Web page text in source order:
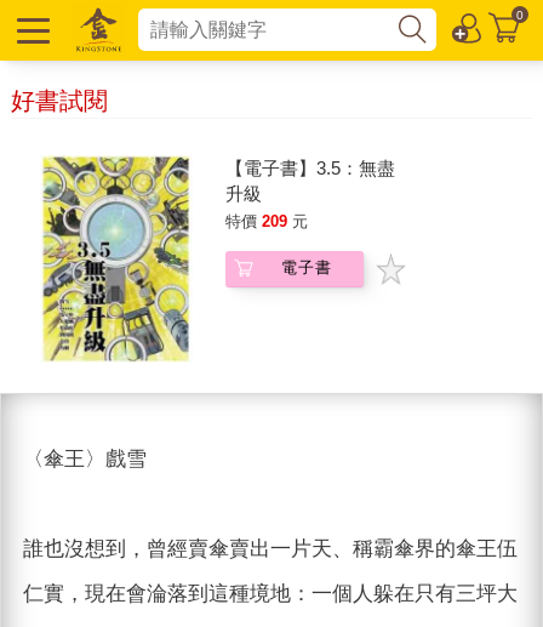
0
好書試閱
【電子書】3.5：無盡
升級
特價 209 元
電子書
〈傘王〉戲雪
誰也沒想到，曾經賣傘賣出一片天、稱霸傘界的傘王伍
仁實，現在會淪落到這種境地：一個人躲在只有三坪大